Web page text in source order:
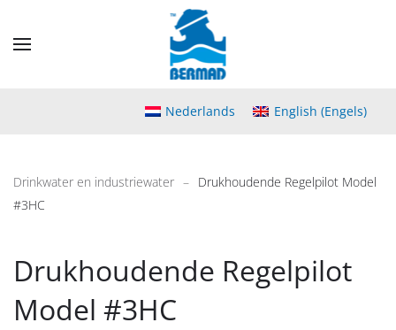
Nederlands English (Engels)
Drinkwater en industriewater
Drukhoudende Regelpilot Model
#3HC
Drukhoudende Regelpilot
Model #3HC